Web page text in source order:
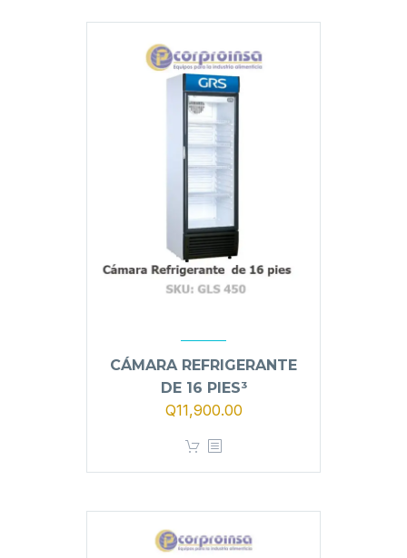
CÁMARA REFRIGERANTE
DE 16 PIES³
Q11,900.00